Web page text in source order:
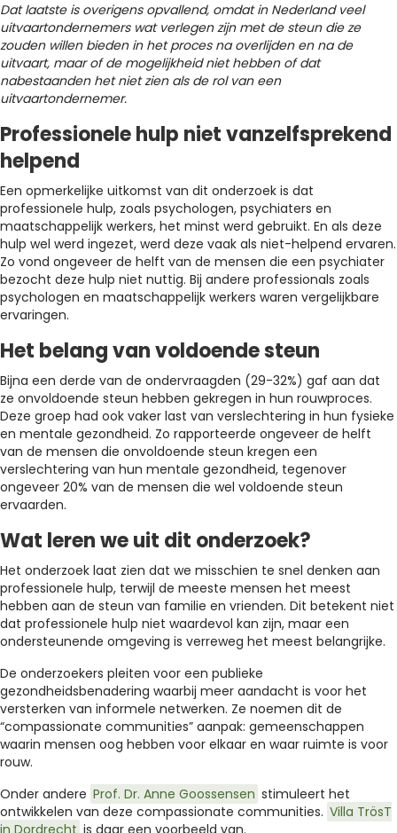
Dat laatste is overigens opvallend, omdat in Nederland veel
uitvaartondernemers wat verlegen zijn met de steun die ze
zouden willen bieden in het proces na overlijden en na de
uitvaart, maar of de mogelijkheid niet hebben of dat
nabestaanden het niet zien als de rol van een
uitvaartondernemer.
Professionele hulp niet vanzelfsprekend
helpend
Een opmerkelijke uitkomst van dit onderzoek is dat
professionele hulp, zoals psychologen, psychiaters en
maatschappelijk werkers, het minst werd gebruikt. En als deze
hulp wel werd ingezet, werd deze vaak als niet-helpend ervaren.
Zo vond ongeveer de helft van de mensen die een psychiater
bezocht deze hulp niet nuttig. Bij andere professionals zoals
psychologen en maatschappelijk werkers waren vergelijkbare
ervaringen.
Het belang van voldoende steun
Bijna een derde van de ondervraagden (29-32%) gaf aan dat
ze onvoldoende steun hebben gekregen in hun rouwproces.
Deze groep had ook vaker last van verslechtering in hun fysieke
en mentale gezondheid. Zo rapporteerde ongeveer de helft
van de mensen die onvoldoende steun kregen een
verslechtering van hun mentale gezondheid, tegenover
ongeveer 20% van de mensen die wel voldoende steun
ervaarden.
Wat leren we uit dit onderzoek?
Het onderzoek laat zien dat we misschien te snel denken aan
professionele hulp, terwijl de meeste mensen het meest
hebben aan de steun van familie en vrienden. Dit betekent niet
dat professionele hulp niet waardevol kan zijn, maar een
ondersteunende omgeving is verreweg het meest belangrijke.
De onderzoekers pleiten voor een publieke
gezondheidsbenadering waarbij meer aandacht is voor het
versterken van informele netwerken. Ze noemen dit de
“compassionate communities” aanpak: gemeenschappen
waarin mensen oog hebben voor elkaar en waar ruimte is voor
rouw.
Onder andere Prof. Dr. Anne Goossensen stimuleert het
ontwikkelen van deze compassionate communities. Villa TrösT
in Dordrecht is daar een voorbeeld van.